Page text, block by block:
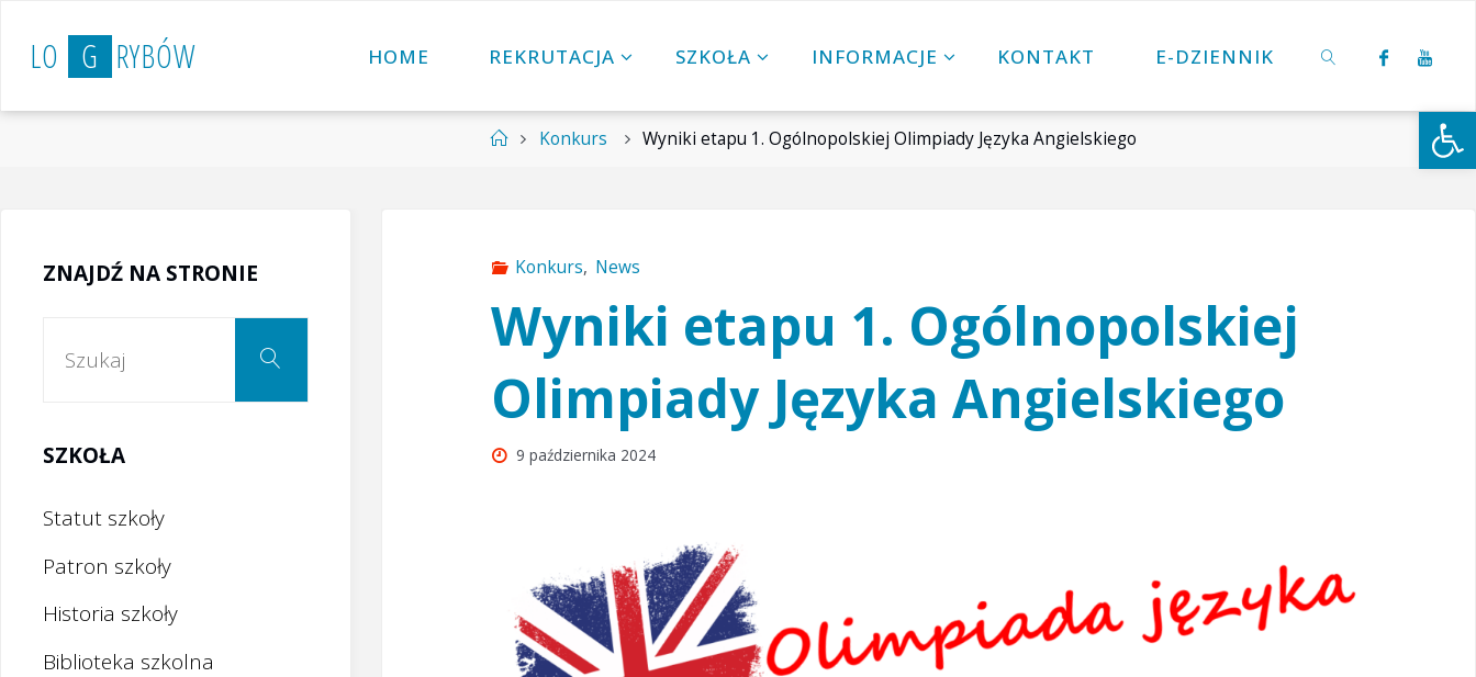
LO G RYBÓW HOME REKRUTACJA SZKOŁA INFORMACJE KONTAKT E-DZIENNIK
StronaKonkurs Wyniki etapu 1. Ogólnopolskiej Olimpiady Języka Angielskiego
Konkurs, News
Wyniki etapu 1. Ogólnopolskiej
Olimpiady Języka Angielskiego
9 października 2024
ZNAJDŹ NA STRONIE
Szukaj
SZKOŁA
Statut szkoły
Patron szkoły
Historia szkoły
Biblioteka szkolna